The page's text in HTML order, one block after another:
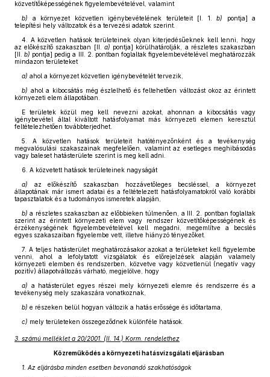
közvetítőképességének figyelembevételével, valamint
b) a környezet közvetlen igénybevételének területeit [I. 1. b) pontja] a
telepítési hely változatok és a tervezési adatok szerint.
4. A közvetlen hatások területeinek olyan kiterjedésűeknek kell lenni, hogy
az előkészítő szakaszban [II. a) pontja] körülhatárolják, a részletes szakaszban
[II.b) pontja] pedig a III. 2. pontban foglaltak figyelembevételével meghatározzák
mindazon területeket
a) ahol a környezet közvetlen igénybevételét tervezik,
b) ahol a kibocsátás még észlelhető és feltehetően változást okoz az érintett
környezeti elem állapotában.
E területek közül meg kell nevezni azokat, ahonnan a kibocsátás vagy
igénybevétel által kiváltott hatásfolyamat más környezeti elemen keresztül
feltételezhetően továbbterjedhet.
5. A közvetlen hatások területeit hatótényezőnként és a tevékenység
megvalósulási szakaszainak megfelelően, valamint az esetleges meghibásodás
vagy baleset hatásterülete szerint is meg kell adni.
6. A közvetett hatások területeinek nagyságát
a) az előkészítő szakaszban hozzávetőleges becsléssel, a környezet
állapotának már ismert adatai és a feltételezett hatásfolyamatokról való korábbi
tapasztalatok és a tudományos ismeretek alapján,
b) a részletes szakaszban az előbbieken túlmenően, a III. 2. pontban foglaltak
szerint az érintett környezeti elem vagy rendszer közvetítőképességének és
érzékenységének figyelembevételével kell megadni, megemlítve a becslés
egyes szakaszaiban figyelembe vett, illetve hiányzó tényezőket.
7. A teljes hatásterület meghatározásakor azokat a területeket kell figyelembe
venni, ahol a lefolytatott vizsgálatok és előrejelzések alapján valamely
környezeti elemben és rendszerben, közvetve vagy közvetlenül (negatív vagy
pozitív) állapotváltozás várható, megjelölve, hogy
a) a hatásterület egyes részei mely környezeti elemre és rendszerre és a
tevékenység mely szakaszára vonatkoznak,
b) e részeken belül hogyan változik a hatás erőssége és időtartama,
c) mely területeken összegeződnek különféle hatások.
3. számú melléklet a 20/2001. (II. 14.) Korm. rendelethez
Közreműködés a környezeti hatásvizsgálati eljárásban
1. Az eljárásba minden esetben bevonandó szakhatóságok